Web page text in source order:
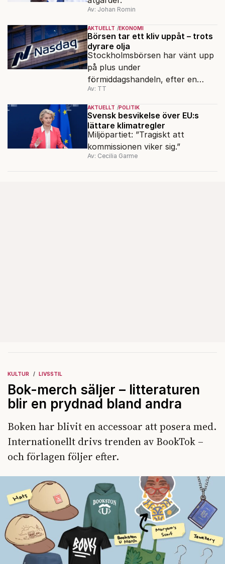
Av: Johan Romin
AKTUELLT EKONOMI
Börsen tar ett kliv uppåt – trots
dyrare olja
Stockholmsbörsen har vänt upp
på plus under
förmiddagshandeln, efter en
inledning nedåt – trots ett högre
oljepris och AI-oro.
Av: TT
AKTUELLT POLITIK
Svensk besvikelse över EU:s
lättare klimatregler
Miljöpartiet: ”Tragiskt att
kommissionen viker sig.”
Av: Cecilia Garme
KULTUR LIVSSTIL
Bok-merch säljer – litteraturen
blir en prydnad bland andra
Boken har blivit en accessoar att posera med.
Internationellt drivs trenden av BookTok –
och förlagen följer efter.